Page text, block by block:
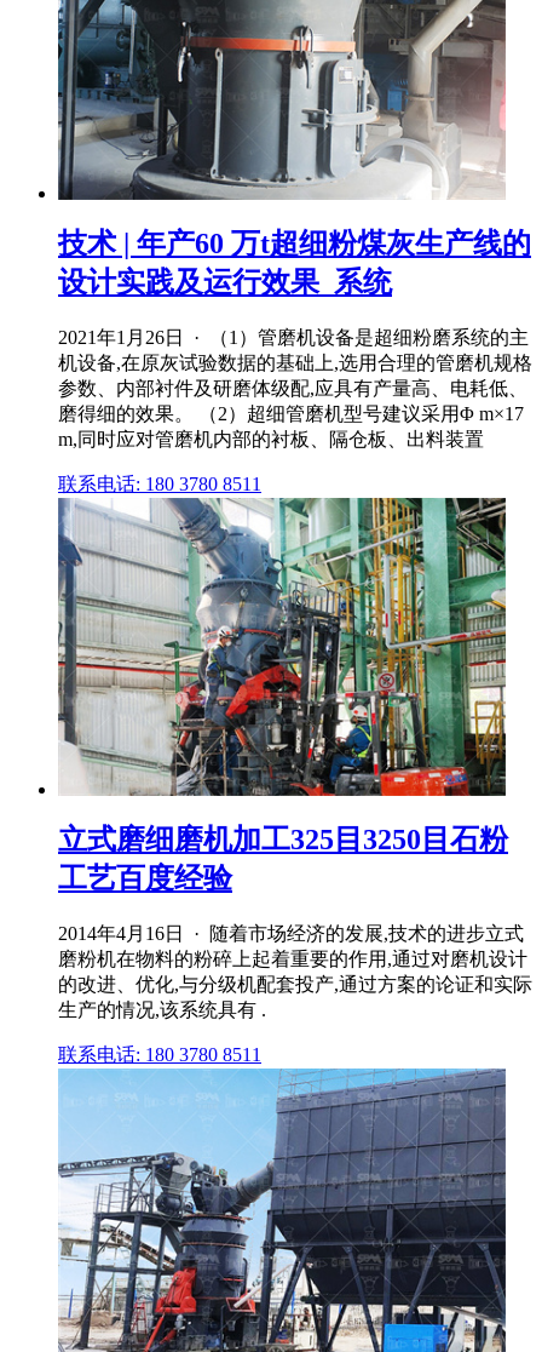
技术 | 年产60 万t超细粉煤灰生产线的
设计实践及运行效果_系统
2021年1月26日 · （1）管磨机设备是超细粉磨系统的主
机设备,在原灰试验数据的基础上,选用合理的管磨机规格
参数、内部衬件及研磨体级配,应具有产量高、电耗低、
磨得细的效果。 （2）超细管磨机型号建议采用Φ m×17
m,同时应对管磨机内部的衬板、隔仓板、出料装置
联系电话: 180 3780 8511
立式磨细磨机加工325目3250目石粉
工艺百度经验
2014年4月16日 · 随着市场经济的发展,技术的进步立式
磨粉机在物料的粉碎上起着重要的作用,通过对磨机设计
的改进、优化,与分级机配套投产,通过方案的论证和实际
生产的情况,该系统具有 .
联系电话: 180 3780 8511